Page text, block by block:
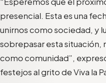
presencial. Esta es una
unirnos como sociedad, y
sobrepasar esta situación,
como comunidad”,
festejos al grito de Viva la